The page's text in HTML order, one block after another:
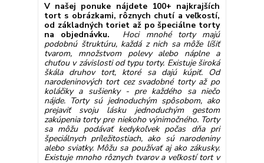
V našej ponuke nájdete 100+ najkrajších
tort s obrázkami, rôznych chutí a veľkostí,
od základných toriet až po špeciálne torty
na objednávku.
Hoci mnohé torty majú
podobnú štruktúru, každá z nich sa môže líšiť
tvarom, množstvom polevy alebo náplne a
chuťou v závislosti od typu torty. Existuje široká
škála druhov tort, ktoré sa dajú kúpiť. Od
narodeninových tort cez svadobné torty až po
koláčiky a sušienky - pre každého sa niečo
nájde. Torty sú jednoduchým spôsobom, ako
prejaviť svoju lásku jednoduchým gestom
zakúpenia torty pre niekoho výnimočného. Torty
sa môžu podávať kedykoľvek počas dňa pri
špeciálnych príležitostiach, ako sú narodeniny
alebo sviatky. Môžu sa používať aj ako zákusky.
Existuje mnoho rôznych tvarov a veľkostí tort v